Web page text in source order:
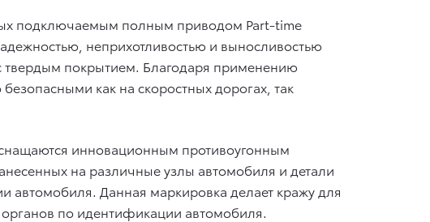
подключаемым полным приводом Part-time
неприхотливостью и выносливостью
твердым покрытием. Благодаря применению
как на скоростных дорогах, так
инновационным противоугонным
на различные узлы автомобиля и детали
автомобиля. Данная маркировка делает кражу для
по идентификации автомобиля.